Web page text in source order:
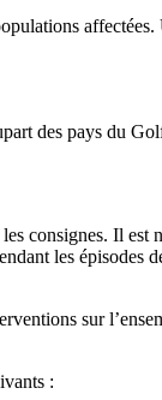
des pays du
consignes. Il est
les épisodes
sur
: